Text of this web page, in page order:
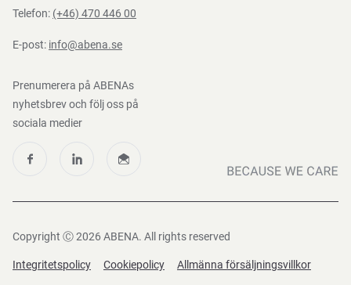
Telefon: (+46) 470 446 00
E-post: info@abena.se
Prenumerera på ABENAs
nyhetsbrev och följ oss på
sociala medier
Copyright Ⓒ 2026 ABENA. All rights reserved
Integritetspolicy Cookiepolicy Allmänna försäljningsvillkor